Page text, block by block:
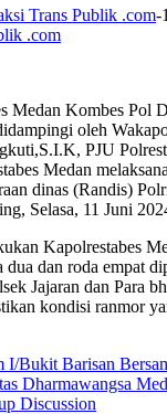
Trans Publik .com-
.com
Medan Kombes Pol
oleh
PJU
Medan
dinas (Randis)
Selasa, 11 Juni
Kapolrestabes
dua dan roda empat
Jajaran dan Para
kondisi ranmor
I/Bukit Barisan
Dharmawangsa
Discussion